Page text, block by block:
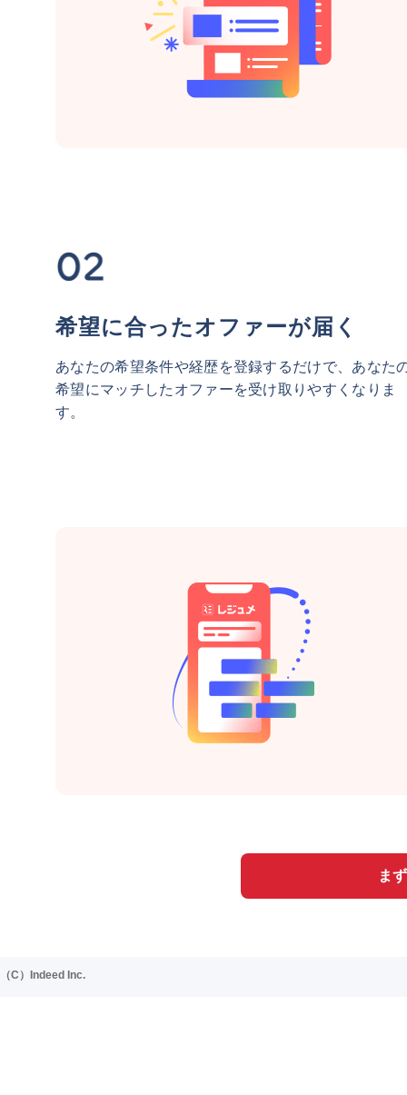
希望に合ったオファーが届く
あなたの希望条件や経歴を登録するだけで、あなた
希望にマッチしたオファーを受け取りやすくなりま
す。
ま
（C）Indeed Inc.